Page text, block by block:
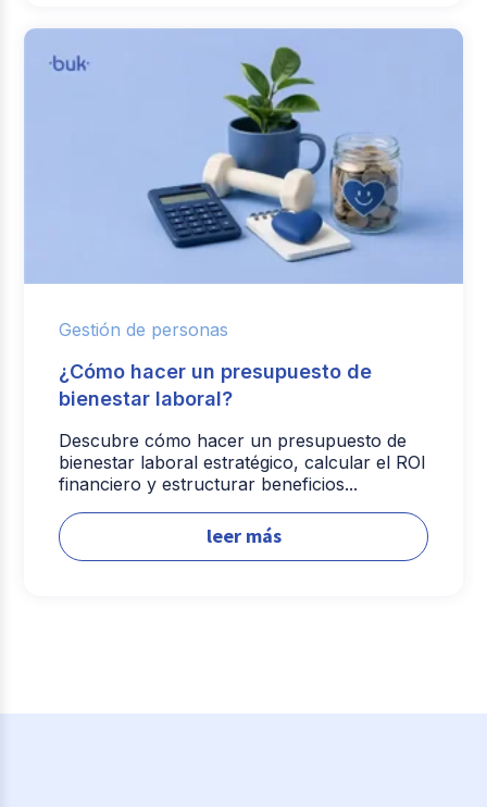
Gestión de personas
¿Cómo hacer un presupuesto de
bienestar laboral?
Descubre cómo hacer un presupuesto de
bienestar laboral estratégico, calcular el ROI
financiero y estructurar beneficios...
leer más